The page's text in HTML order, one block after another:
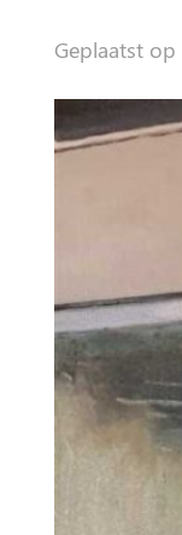
Geplaatst op